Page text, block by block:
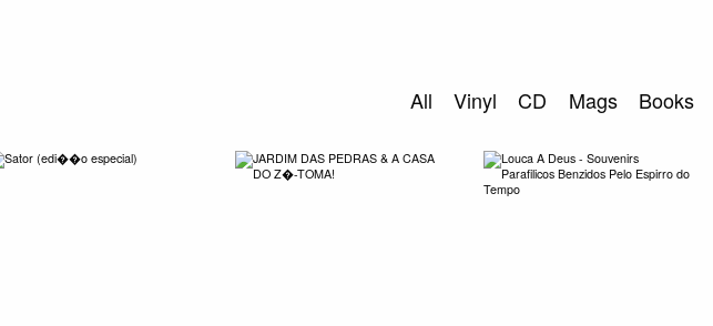
SEARCH
All Vinyl CD Mags Books